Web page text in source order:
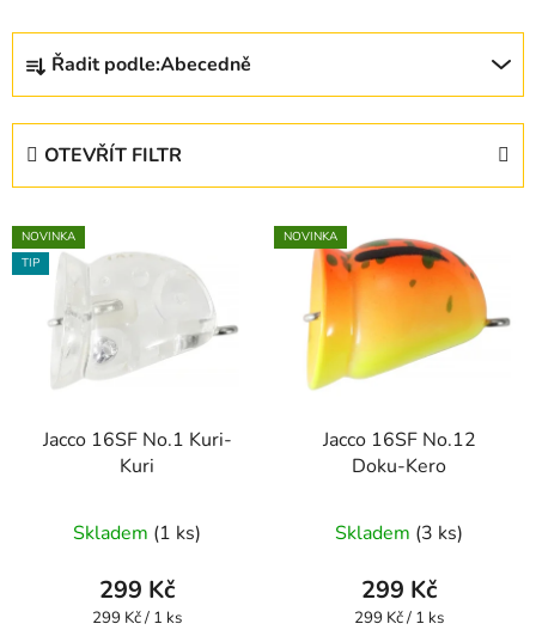
z
p
r
Řadit podle:Abecedně
OTEVŘÍT FILTR
V
ý
NOVINKA
TIP
Jacco 16SF No.1 Kuri-
Kuri
Skladem (1 ks)
299 Kč
Měrná
299 Kč / 1 ks
NOVINKA
Jacco 16SF No.12
Doku-Kero
Skladem (3 ks)
299 Kč
Měrná
299 Kč / 1 ks